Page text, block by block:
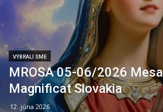
VYBRALI SME
MROSA 05-06/2026
Magnificat Slovakia
12. júna 2026